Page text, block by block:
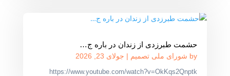
حشمت طبرزدی از زندان در باره ج…
by شورای ملی تصمیم | جولای 23, 2026
https://www.youtube.com/watch?v=OkKqs2Qnptk